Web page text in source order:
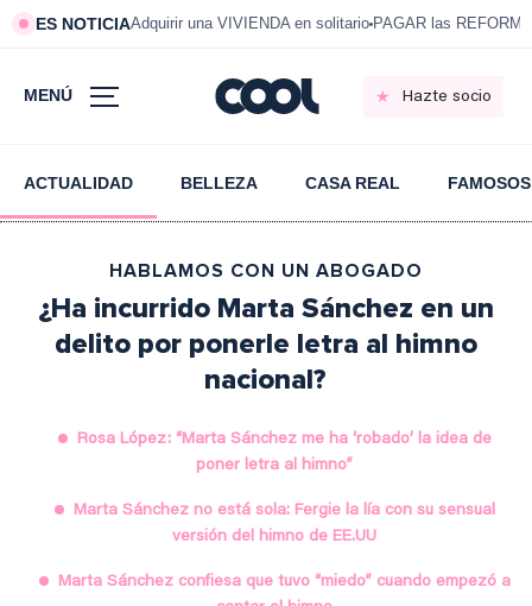
ES NOTICIAAdquirir una VIVIENDA en solitario PAGAR las
MENÚ Hazte socio
ACTUALIDAD BELLEZA CASA REAL FAMOSOS
HABLAMOS CON UN ABOGADO
¿Ha incurrido Marta Sánchez en un
delito por ponerle letra al himno
nacional?
Rosa López: “Marta Sánchez me ha ‘robado’ la idea de
poner letra al himno”
Marta Sánchez no está sola: Fergie la lía con su sensual
versión del himno de EE.UU
Marta Sánchez confiesa que tuvo “miedo” cuando empezó a